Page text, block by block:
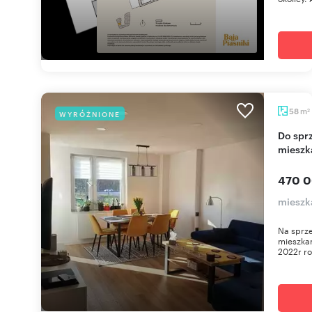
WYRÓŻNIONE 58 m2
Do sprzedania funkcjonalne 3-pokojowe
470
Na
2022r